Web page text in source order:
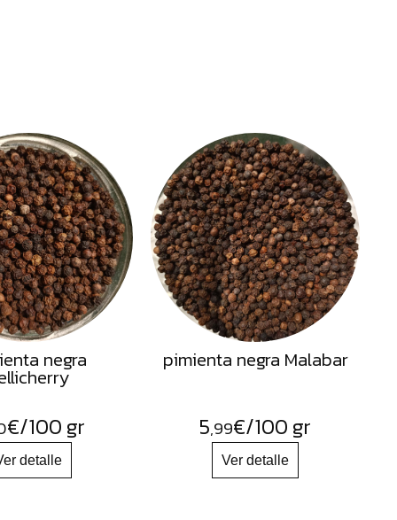
negra
€/100 gr
pimienta negra Malabar
5,99€/100 gr